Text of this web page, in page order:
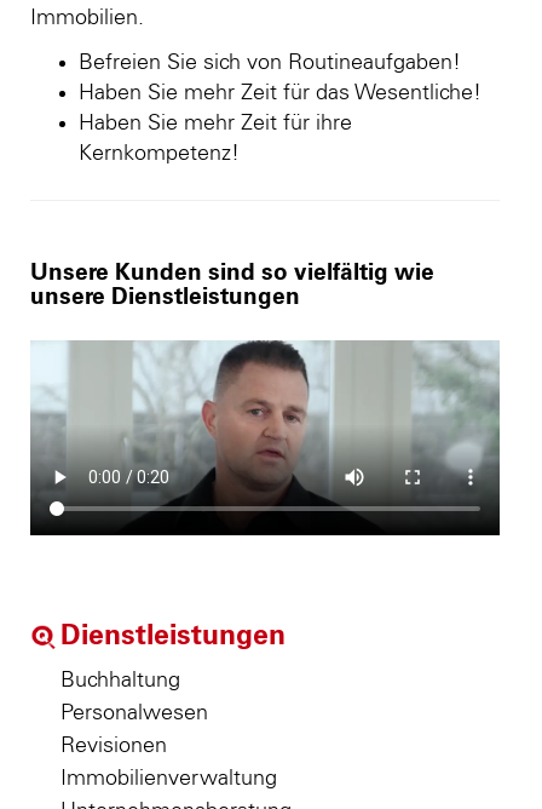
Immobilien.
Befreien Sie sich von Routineaufgaben!
Haben Sie mehr Zeit für das Wesentliche!
Haben Sie mehr Zeit für ihre
Kernkompetenz!
Unsere Kunden sind so vielfältig wie
unsere Dienstleistungen
Dienstleistungen
Buchhaltung
Personalwesen
Revisionen
Immobilienverwaltung